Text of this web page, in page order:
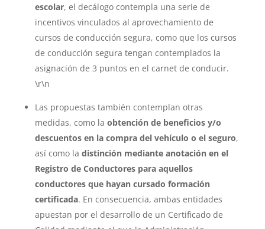
escolar, el decálogo contempla una serie de
incentivos vinculados al aprovechamiento de
cursos de conducción segura, como que los cursos
de conducción segura tengan contemplados la
asignación de 3 puntos en el carnet de conducir.
\r\n
Las propuestas también contemplan otras
medidas, como la obtención de beneficios y/o
descuentos en la compra del vehículo o el seguro,
así como la distinción mediante anotación en el
Registro de Conductores para aquellos
conductores que hayan cursado formación
certificada. En consecuencia, ambas entidades
apuestan por el desarrollo de un Certificado de